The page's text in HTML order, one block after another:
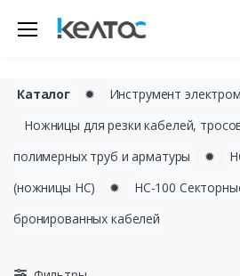
Каталог ✹ Инструмент
Ножницы для резки кабелей,
полимерных труб и арматуры
✹
(ножницы НС)
✹
НС-100
бронированных кабелей